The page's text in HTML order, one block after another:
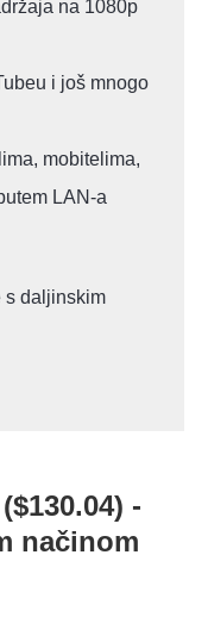
na 1080p
i još mnogo
mobitelima,
LAN-a
s daljinskim
-
načinom